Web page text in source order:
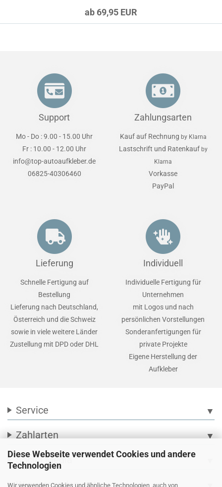
Diese Webseite verwendet Cookies und andere
Technologien
Wir verwenden Cookies und ähnliche Technologien, auch von
ab 69,95 EUR
Support
Mo - Do : 9.00 - 15.00 Uhr
Fr : 10.00 - 12.00 Uhr
info@top-autoaufkleber.de
06825-40306460
Zahlungsarten
Kauf auf Rechnung by Klarna
Lastschrift und Ratenkauf by
Klarna
Vorkasse
PayPal
Lieferung
Schnelle Fertigung auf
Bestellung
Lieferung nach Deutschland,
Österreich und die Schweiz
sowie in viele weitere Länder
Zustellung mit DPD oder DHL
Individuell
Individuelle Fertigung für
Unternehmen
mit Logos und nach
persönlichen Vorstellungen
Sonderanfertigungen für
private Projekte
Eigene Herstellung der
Aufkleber
Service ▼
Zahlarten ▼
Social Media
Wir versenden mit